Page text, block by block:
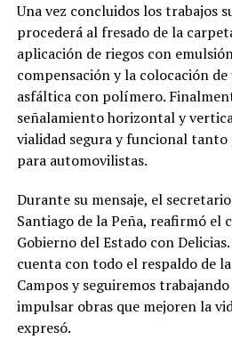
Una vez concluidos los trabajos
procederá al fresado de la
aplicación de riegos con
compensación y la colocación
asfáltica con polímero.
señalamiento horizontal y
vialidad segura y funcional tanto
para automovilistas.
Durante su mensaje, el
Santiago de la Peña, reafirmó el
Gobierno del Estado con
cuenta con todo el respaldo de
Campos y seguiremos
impulsar obras que mejoren la
expresó.